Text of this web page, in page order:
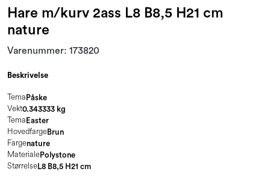
Hare m/kurv 2ass L8 B8,5 H21 cm
nature
Varenummer: 173820
Beskrivelse
Tema Påske
Vekt0.343333 kg
Tema Easter
HovedfargeBrun
Fargenature
MaterialePolystone
StørrelseL8 B8,5 H21 cm